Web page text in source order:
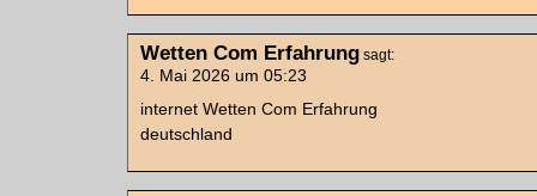
Wetten Com Erfahrung sagt:
4. Mai 2026 um 05:23
internet Wetten Com Erfahrung
deutschland